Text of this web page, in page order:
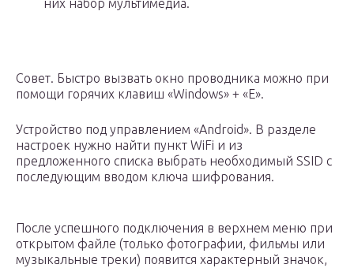
них набор мультимедиа.
Совет. Быстро вызвать окно проводника можно при
помощи горячих клавиш «Windows» + «E».
Устройство под управлением «Android». В разделе
настроек нужно найти пункт WiFi и из
предложенного списка выбрать необходимый SSID с
последующим вводом ключа шифрования.
После успешного подключения в верхнем меню при
открытом файле (только фотографии, фильмы или
музыкальные треки) появится характерный значок,